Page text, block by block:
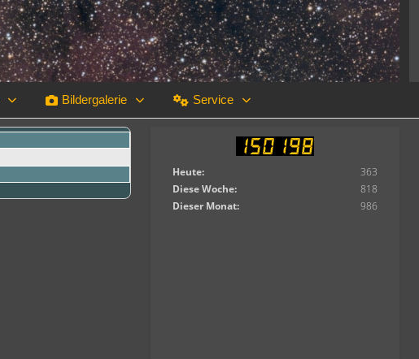
Bildergalerie Service
Heute:
363
Diese Woche:
818
Dieser Monat:
986